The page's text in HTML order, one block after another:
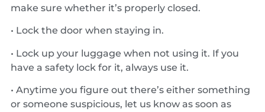
make sure whether it’s properly closed.
• Lock the door when staying in.
• Lock up your luggage when not using it. If you
have a safety lock for it, always use it.
• Anytime you figure out there’s either something
or someone suspicious, let us know as soon as